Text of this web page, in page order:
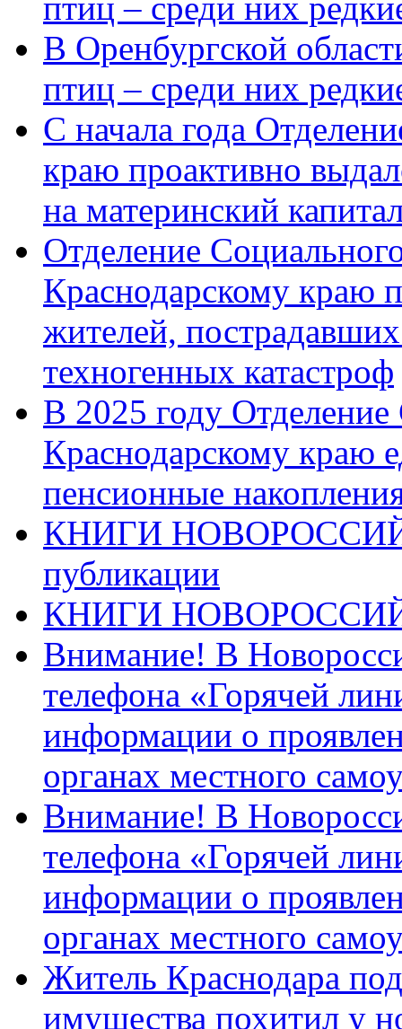
В Оренбургской
птиц – среди них
С начала года
краю проактивно
на материнский
Отделение
Краснодарскому краю
жителей,
техногенных катастроф
В 2025 году
Краснодарскому краю
пенсионные
КНИГИ
публикации
КНИГИ
Внимание! В
телефона «Горячей
информации о
органах местного
Внимание! В
телефона «Горячей
информации о
органах местного
Житель Краснодара
имущества похитил у